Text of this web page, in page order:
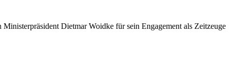
Dietmar Woidke für sein Engagement als Zeitzeuge